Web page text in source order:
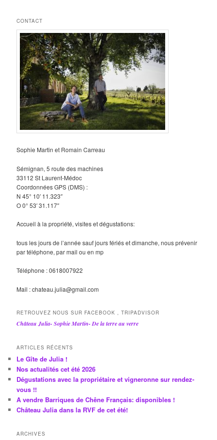
CONTACT
Sophie Martin et Romain Carreau
Sémignan, 5 route des machines
33112 St Laurent-Médoc
Coordonnées GPS (DMS) :
N 45° 10′ 11.323″
O 0° 53′ 31.117″
Accueil à la propriété, visites et dégustations:
tous les jours de l’année sauf jours fériés et dimanche, nous prévenir
par téléphone, par mail ou en mp
Téléphone : 0618007922
Mail : chateau.julia@gmail.com
RETROUVEZ NOUS SUR FACEBOOK , TRIPADVISOR
Château Julia- Sophie Martin- De la terre au verre
ARTICLES RÉCENTS
Le Gîte de Julia !
Nos actualités cet été 2026
Dégustations avec la propriétaire et vigneronne sur rendez-
vous !!
A vendre Barriques de Chêne Français: disponibles !
Château Julia dans la RVF de cet été!
ARCHIVES